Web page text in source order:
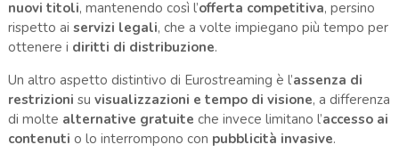
nuovi titoli, mantenendo così l’offerta competitiva, persino
rispetto ai servizi legali, che a volte impiegano più tempo per
ottenere i diritti di distribuzione.
Un altro aspetto distintivo di Eurostreaming è l’assenza di
restrizioni su visualizzazioni e tempo di visione, a differenza
di molte alternative gratuite che invece limitano l’accesso ai
contenuti o lo interrompono con pubblicità invasive.